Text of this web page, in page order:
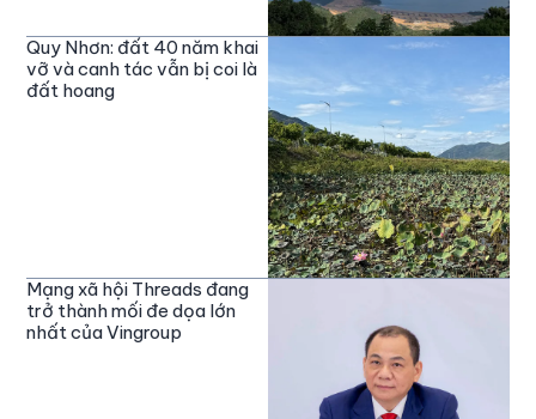
Quy Nhơn: đất 40 năm khai
vỡ và canh tác vẫn bị coi là
đất hoang
Mạng xã hội Threads đang
trở thành mối đe dọa lớn
nhất của Vingroup